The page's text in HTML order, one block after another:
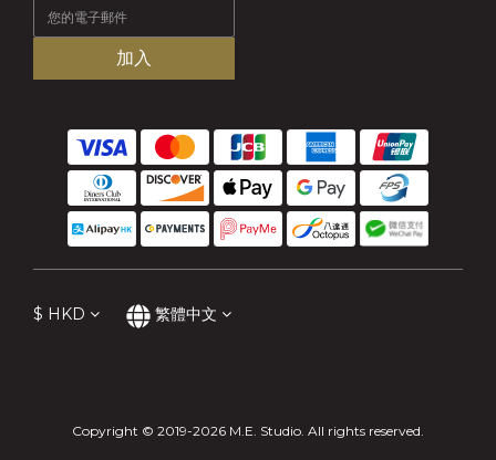
加入
$ HKD 繁體中文
Copyright © 2019-2026 M.E. Studio. All rights reserved.